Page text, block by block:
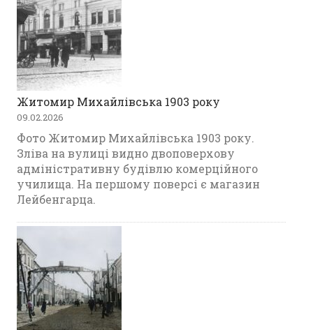
Житомир Михайлівська 1903 року
09.02.2026
Фото Житомир Михайлівська 1903 року.
Зліва на вулиці видно двоповерхову
адміністративну будівлю комерційного
училища. На першому поверсі є магазин
Лейбенгарца.